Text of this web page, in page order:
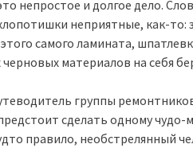
непростое и долгое дело.
неприятные, как-
самого ламината,
материалов на себя
группы
сделать одному чудо-
правило, необстрелянный